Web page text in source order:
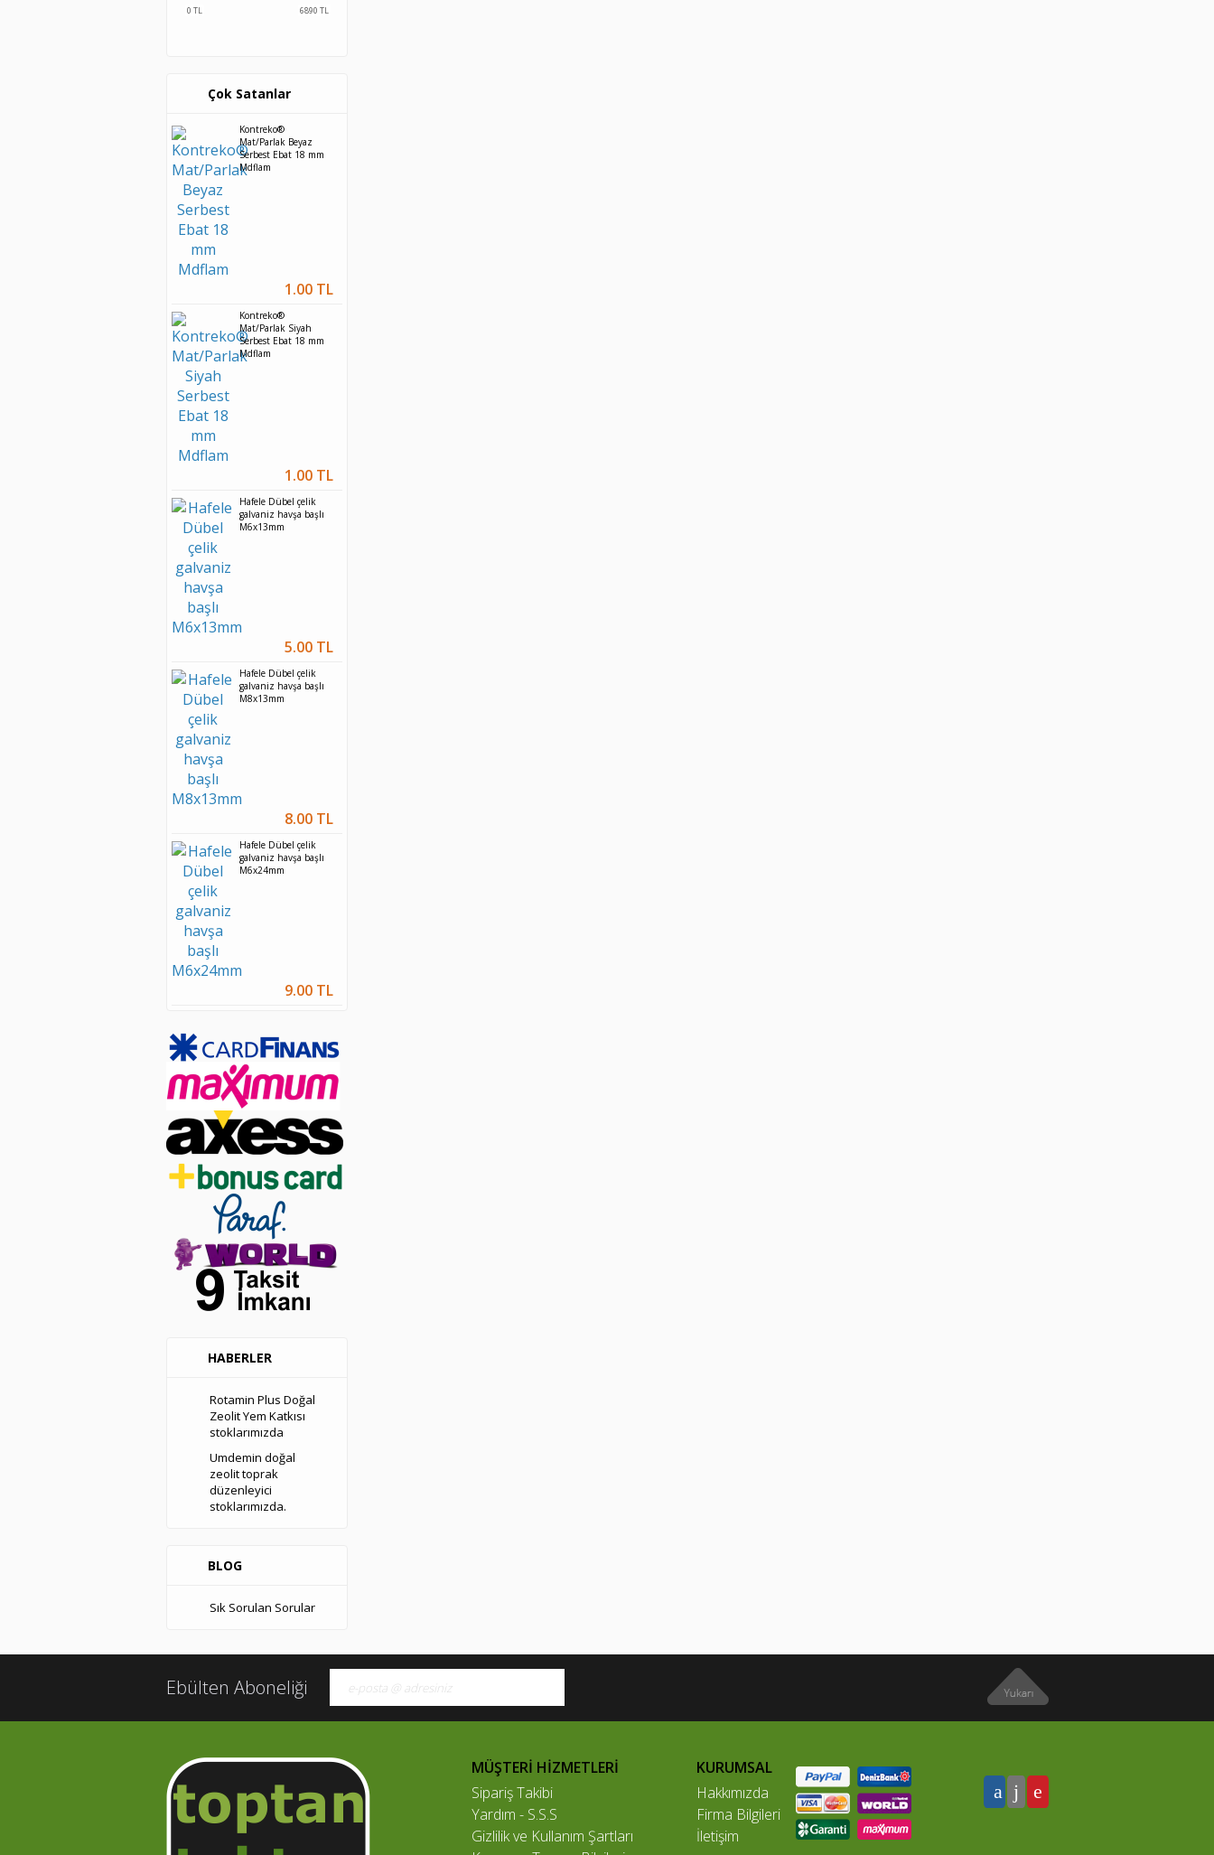
0 TL 6890 TL
Çok Satanlar
Kontreko®
Mat/Parlak Beyaz
Serbest Ebat 18 mm
Mdflam
1.00 TL
Kontreko®
Mat/Parlak Siyah
Serbest Ebat 18 mm
Mdflam
1.00 TL
Hafele Dübel çelik
galvaniz havşa başlı
M6x13mm
5.00 TL
Hafele Dübel çelik
galvaniz havşa başlı
M8x13mm
8.00 TL
Hafele Dübel çelik
galvaniz havşa başlı
M6x24mm
9.00 TL
HABERLER
Rotamin Plus Doğal
Zeolit Yem Katkısı
stoklarımızda
Umdemin doğal
zeolit toprak
düzenleyici
stoklarımızda.
BLOG
Sık Sorulan Sorular
Ebülten Aboneliği
MÜŞTERİ HİZMETLERİ
Sipariş Takibi
Yardım - S.S.S
Gizlilik ve Kullanım Şartları
KURUMSAL
Hakkımızda
Firma Bilgileri
İletişim